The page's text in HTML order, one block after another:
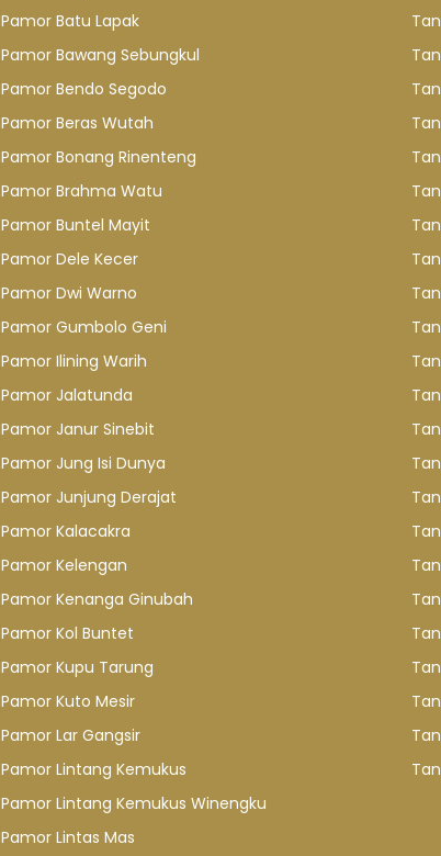
Pamor Batu Lapak
Pamor Bawang Sebungkul
Pamor Bendo Segodo
Pamor Beras Wutah
Pamor Bonang Rinenteng
Pamor Brahma Watu
Pamor Buntel Mayit
Pamor Dele Kecer
Pamor Dwi Warno
Pamor Gumbolo Geni
Pamor Ilining Warih
Pamor Jalatunda
Pamor Janur Sinebit
Pamor Jung Isi Dunya
Pamor Junjung Derajat
Pamor Kalacakra
Pamor Kelengan
Pamor Kenanga Ginubah
Pamor Kol Buntet
Pamor Kupu Tarung
Pamor Kuto Mesir
Pamor Lar Gangsir
Pamor Lintang Kemukus
Pamor Lintang Kemukus Winengku
Pamor Lintas Mas